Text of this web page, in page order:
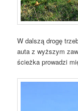
W dalszą drogę
auta z wyższym
ścieżka prowadzi